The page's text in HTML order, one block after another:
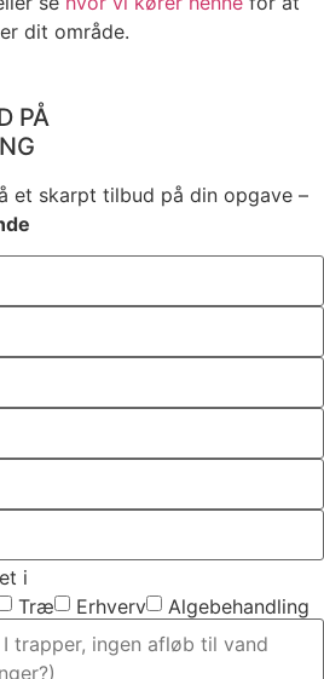
dit område.
PÅ
et skarpt tilbud på din opgave –
i
Træ Erhverv Algebehandling